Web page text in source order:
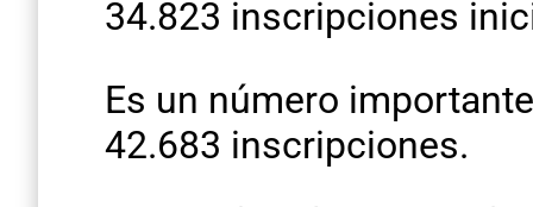
34.823 inscripciones
Es un número
42.683 inscripciones.